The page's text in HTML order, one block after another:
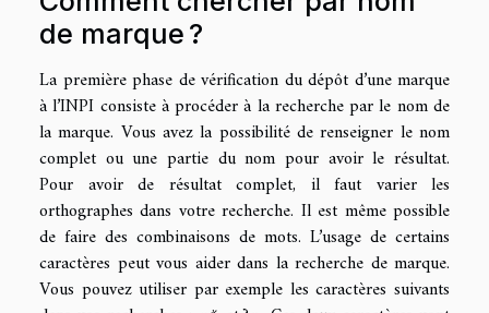
de marque ?
La première phase de vérification du dépôt d’une marque
à l’INPI consiste à procéder à la recherche par le nom de
la marque. Vous avez la possibilité de renseigner le nom
complet ou une partie du nom pour avoir le résultat.
Pour avoir de résultat complet, il faut varier les
orthographes dans votre recherche. Il est même possible
de faire des combinaisons de mots. L’usage de certains
caractères peut vous aider dans la recherche de marque.
Vous pouvez utiliser par exemple les caractères suivants